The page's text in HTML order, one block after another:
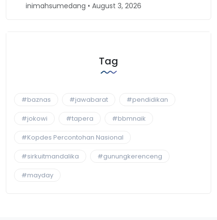
inimahsumedang • August 3, 2026
Tag
#baznas #jawabarat #pendidikan
#jokowi #tapera #bbmnaik
#Kopdes Percontohan Nasional
#sirkuitmandalika #gunungkerenceng
#mayday